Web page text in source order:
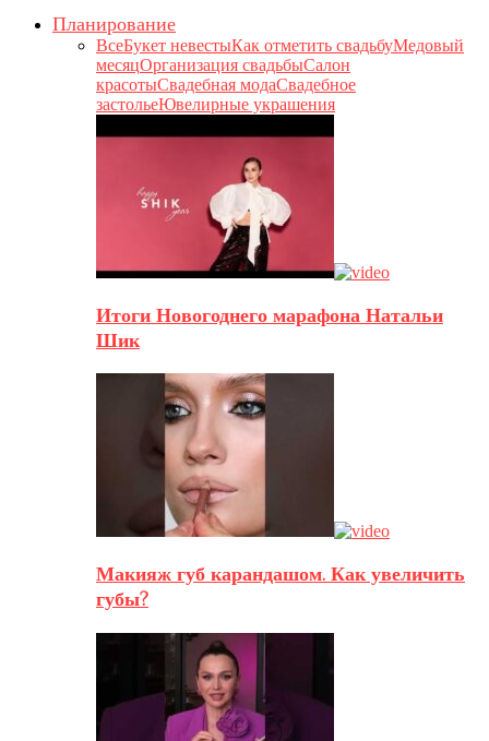
Планирование
ВсеБукет невестыКак отметить свадьбуМедовый
месяцОрганизация свадьбыСалон
красотыСвадебная модаСвадебное
застольеЮвелирные украшения
Итоги Новогоднего марафона Натальи
Шик
Макияж губ карандашом. Как увеличить
губы?